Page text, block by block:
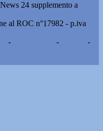
24 supplemento a
al ROC n°17982 - p.iva
- -
-